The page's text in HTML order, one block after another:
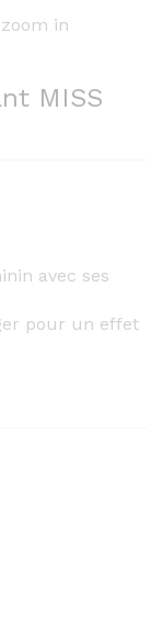
in
MISS
avec ses
pour un effet